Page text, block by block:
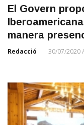
El Govern
manera
Redacció 30/07/2020